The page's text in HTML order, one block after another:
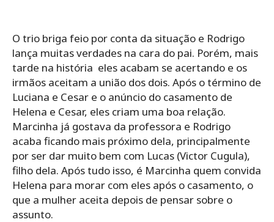
O trio briga feio por conta da situação e Rodrigo
lança muitas verdades na cara do pai. Porém, mais
tarde na história eles acabam se acertando e os
irmãos aceitam a união dos dois. Após o término de
Luciana e Cesar e o anúncio do casamento de
Helena e Cesar, eles criam uma boa relação.
Marcinha já gostava da professora e Rodrigo
acaba ficando mais próximo dela, principalmente
por ser dar muito bem com Lucas (Victor Cugula),
filho dela. Após tudo isso, é Marcinha quem convida
Helena para morar com eles após o casamento, o
que a mulher aceita depois de pensar sobre o
assunto.